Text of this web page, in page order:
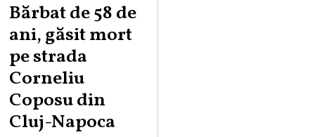
Bărbat de 58 de
ani, găsit mort
pe strada
Corneliu
Coposu din
Cluj-Napoca